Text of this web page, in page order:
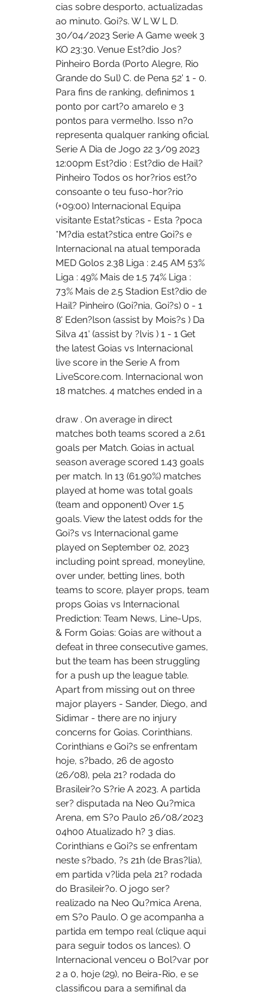
cias sobre desporto, actualizadas
ao minuto. Goi?s. W L W L D.
30/04/2023 Serie A Game week 3
KO 23:30. Venue Est?dio Jos?
Pinheiro Borda (Porto Alegre, Rio
Grande do Sul) C. de Pena 52' 1 - 0.
Para fins de ranking, definimos 1
ponto por cart?o amarelo e 3
pontos para vermelho. Isso n?o
representa qualquer ranking oficial.
Serie A Dia de Jogo 22 3/09 2023
12:00pm Est?dio : Est?dio de Hail?
Pinheiro Todos os hor?rios est?o
consoante o teu fuso-hor?rio
(+09:00) Internacional Equipa
visitante Estat?sticas - Esta ?poca
*M?dia estat?stica entre Goi?s e
Internacional na atual temporada
MED Golos 2.38 Liga : 2.45 AM 53%
Liga : 49% Mais de 1.5 74% Liga :
73% Mais de 2.5 Stadion Est?dio de
Hail? Pinheiro (Goi?nia, Goi?s) 0 - 1
8' Eden?lson (assist by Mois?s ) Da
Silva 41' (assist by ?lvis ) 1 - 1 Get
the latest Goias vs Internacional
live score in the Serie A from
LiveScore.com. Internacional won
18 matches. 4 matches ended in a
draw . On average in direct
matches both teams scored a 2.61
goals per Match. Goias in actual
season average scored 1.43 goals
per match. In 13 (61.90%) matches
played at home was total goals
(team and opponent) Over 1.5
goals. View the latest odds for the
Goi?s vs Internacional game
played on September 02, 2023
including point spread, moneyline,
over under, betting lines, both
teams to score, player props, team
props Goias vs Internacional
Prediction: Team News, Line-Ups,
& Form Goias: Goias are without a
defeat in three consecutive games,
but the team has been struggling
for a push up the league table.
Apart from missing out on three
major players - Sander, Diego, and
Sidimar - there are no injury
concerns for Goias. Corinthians.
Corinthians e Goi?s se enfrentam
hoje, s?bado, 26 de agosto
(26/08), pela 21? rodada do
Brasileir?o S?rie A 2023. A partida
ser? disputada na Neo Qu?mica
Arena, em S?o Paulo 26/08/2023
04h00 Atualizado h? 3 dias.
Corinthians e Goi?s se enfrentam
neste s?bado, ?s 21h (de Bras?lia),
em partida v?lida pela 21? rodada
do Brasileir?o. O jogo ser?
realizado na Neo Qu?mica Arena,
em S?o Paulo. O ge acompanha a
partida em tempo real (clique aqui
para seguir todos os lances). O
Internacional venceu o Bol?var por
2 a 0, hoje (29), no Beira-Rio, e se
classificou para a semifinal da